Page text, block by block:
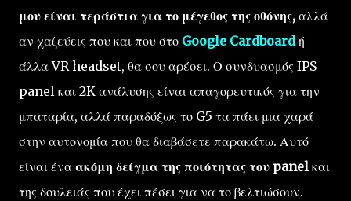
μου είναι τεράστια για το μέγεθος της οθόνης, αλλά
αν χαζεύεις που και που στο Google Cardboardή
άλλα VR headset, θα σου αρέσει. Ο συνδυασμός IPS
panel και 2K ανάλυσης είναι απαγορευτικός για την
μπαταρία, αλλά παραδόξως το G5 τα πάει μια χαρά
στην αυτονομία που θα διαβάσετε παρακάτω. Αυτό
είναι ένα ακόμη δείγμα της ποιότητας του panel και
της δουλειάς που έχει πέσει για να το βελτιώσουν.